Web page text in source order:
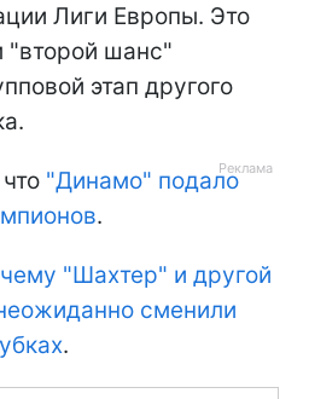
Лиги Европы. Это
"второй шанс"
этап другого
"Динамо" подало
.
"Шахтер" и другой
сменили
.